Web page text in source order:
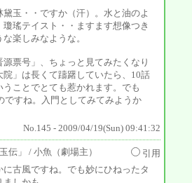
黛玉・・ですか（汗）。水と油のよ
瓊瑤テイスト・・ますます想像つき
楽しみなような。
源票号」、ちょっと見てみたくなり
院」は長くて躊躇していたら、10話
うことでとても惹かれます。でも
ですね。入門としてみてみようか
No.145 - 2009/04/19(Sun) 09:41:32
伝」 / 小魚（劇場主）
引用
に古風ですね。でも妙にひねったタ